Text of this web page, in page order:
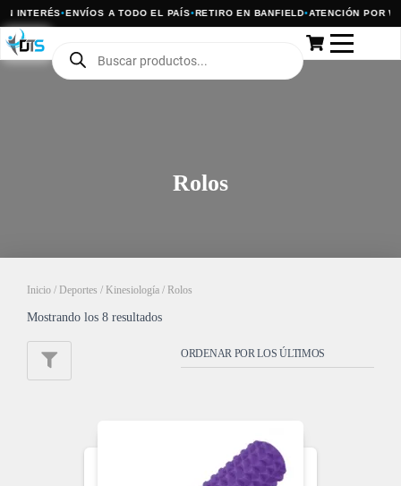
•ENVÍOS A TODO EL PAÍS•RETIRO EN BANFIELD•ATENCIÓN POR
Rolos
Inicio / Deportes / Kinesiología / Rolos
Mostrando los 8 resultados